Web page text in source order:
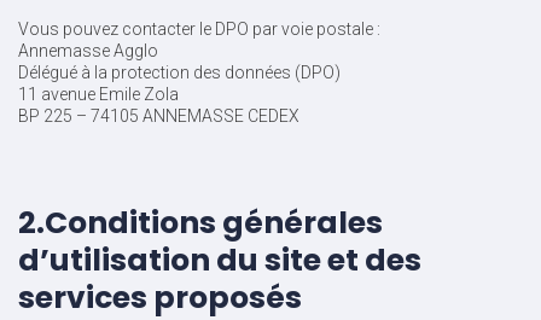
Vous pouvez contacter le DPO par voie postale :
Annemasse Agglo
Délégué à la protection des données (DPO)
11 avenue Emile Zola
BP 225 – 74105 ANNEMASSE CEDEX
2.Conditions générales
d’utilisation du site et des
services proposés